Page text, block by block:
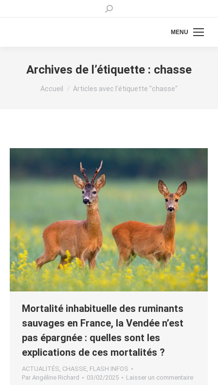
Recherche
MENU
Archives de l’étiquette : chasse
Vous êtes ici :
Accueil Articles avec l’étiquette "chasse"
Mortalité inhabituelle des ruminants
sauvages en France, la Vendée n’est
pas épargnée : quelles sont les
explications de ces mortalités ?
ACTUALITÉS CHASSE FLASH INFOS
Par Angéline Richard 03/02/2025 Laisser un commentaire